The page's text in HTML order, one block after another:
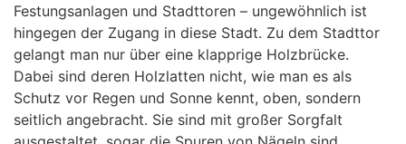
Festungsanlagen und Stadttoren – ungewöhnlich ist
hingegen der Zugang in diese Stadt. Zu dem Stadttor
gelangt man nur über eine klapprige Holzbrücke.
Dabei sind deren Holzlatten nicht, wie man es als
Schutz vor Regen und Sonne kennt, oben, sondern
seitlich angebracht. Sie sind mit großer Sorgfalt